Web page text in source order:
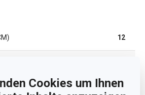
Cookies um Ihnen
12
12